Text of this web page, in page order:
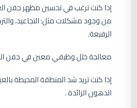
إذا كنت ترغب في تحسين مظهر جفن
من وجود مشكلات مثل: التجاعيد،
الرفيعة.
معالجة خلل وظيفي معين في جفن
إذا كنت تريد شد المنطقة المحيطة
الدهون الزائدة .